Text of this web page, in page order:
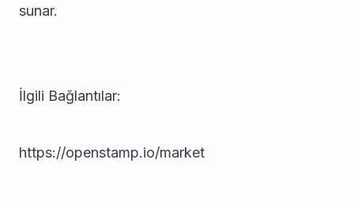
sunar.
İlgili Bağlantılar:
https://openstamp.io/market